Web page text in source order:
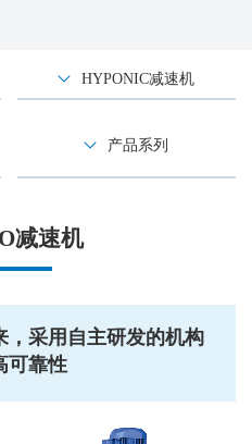
HYPONIC减速机
产品系列
减速机
，采用自主研发的机构
可靠性